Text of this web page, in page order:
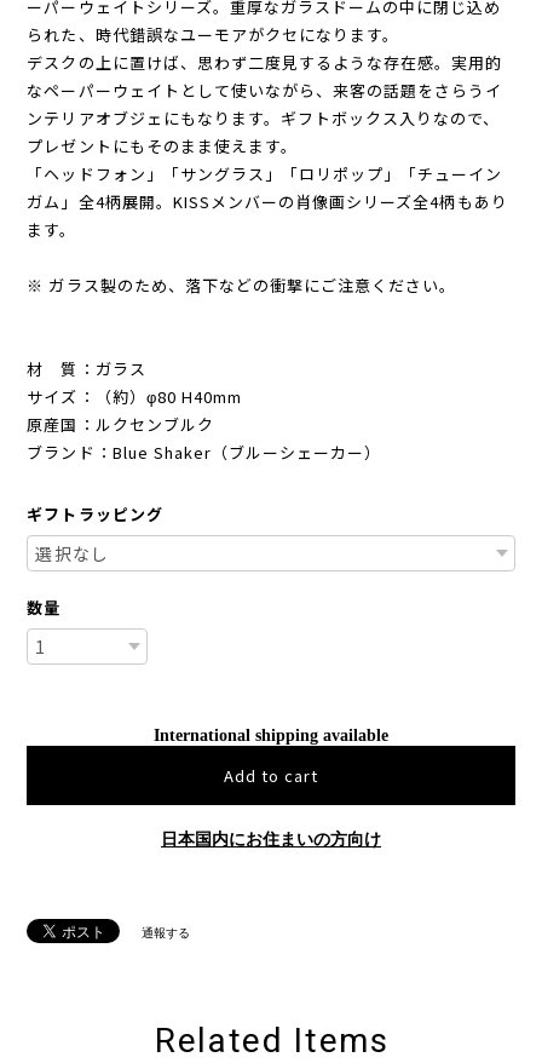
ーパーウェイトシリーズ。重厚なガラスドームの中に閉じ込め
られた、時代錯誤なユーモアがクセになります。
デスクの上に置けば、思わず二度見するような存在感。実用的
なペーパーウェイトとして使いながら、来客の話題をさらうイ
ンテリアオブジェにもなります。ギフトボックス入りなので、
プレゼントにもそのまま使えます。
「ヘッドフォン」「サングラス」「ロリポップ」「チューイン
ガム」全4柄展開。KISSメンバーの肖像画シリーズ全4柄もあり
ます。
※ ガラス製のため、落下などの衝撃にご注意ください。
材 質：ガラス
サイズ：（約）φ80 H40mm
原産国：ルクセンブルク
ブランド：Blue Shaker（ブルーシェーカー）
ギフトラッピング
数量
International shipping available
Add to cart
日本国内にお住まいの方向け
通報する
Related Items